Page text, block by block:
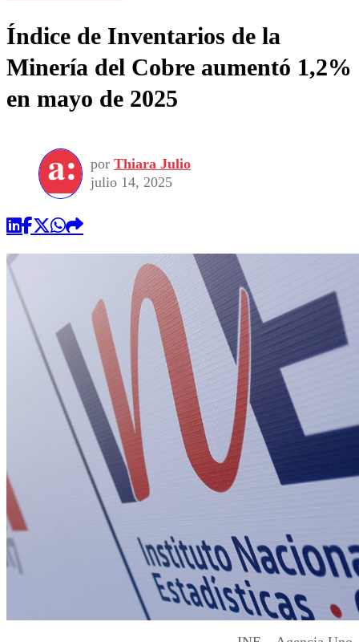
Índice de Inventarios de la
Minería del Cobre aumentó 1,2%
en mayo de 2025
por Thiara Julio
julio 14, 2025